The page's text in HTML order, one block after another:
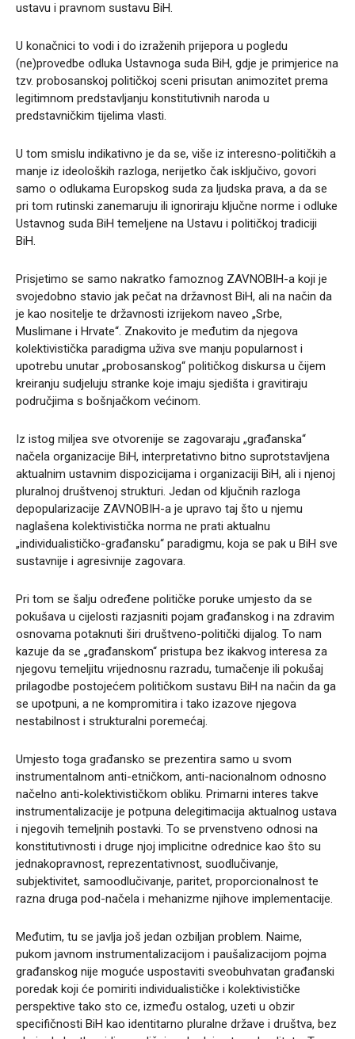
ustavu i pravnom sustavu BiH.
U konačnici to vodi i do izraženih prijepora u pogledu
(ne)provedbe odluka Ustavnoga suda BiH, gdje je primjerice na
tzv. probosanskoj političkoj sceni prisutan animozitet prema
legitimnom predstavljanju konstitutivnih naroda u
predstavničkim tijelima vlasti.
U tom smislu indikativno je da se, više iz interesno-političkih a
manje iz ideoloških razloga, nerijetko čak isključivo, govori
samo o odlukama Europskog suda za ljudska prava, a da se
pri tom rutinski zanemaruju ili ignoriraju ključne norme i odluke
Ustavnog suda BiH temeljene na Ustavu i političkoj tradiciji
BiH.
Prisjetimo se samo nakratko famoznog ZAVNOBIH-a koji je
svojedobno stavio jak pečat na državnost BiH, ali na način da
je kao nositelje te državnosti izrijekom naveo „Srbe,
Muslimane i Hrvate“. Znakovito je međutim da njegova
kolektivistička paradigma uživa sve manju popularnost i
upotrebu unutar „probosanskog“ političkog diskursa u čijem
kreiranju sudjeluju stranke koje imaju sjedišta i gravitiraju
područjima s bošnjačkom većinom.
Iz istog miljea sve otvorenije se zagovaraju „građanska“
načela organizacije BiH, interpretativno bitno suprotstavljena
aktualnim ustavnim dispozicijama i organizaciji BiH, ali i njenoj
pluralnoj društvenoj strukturi. Jedan od ključnih razloga
depopularizacije ZAVNOBIH-a je upravo taj što u njemu
naglašena kolektivistička norma ne prati aktualnu
„individualističko-građansku“ paradigmu, koja se pak u BiH sve
sustavnije i agresivnije zagovara.
Pri tom se šalju određene političke poruke umjesto da se
pokušava u cijelosti razjasniti pojam građanskog i na zdravim
osnovama potaknuti širi društveno-politički dijalog. To nam
kazuje da se „građanskom“ pristupa bez ikakvog interesa za
njegovu temeljitu vrijednosnu razradu, tumačenje ili pokušaj
prilagodbe postojećem političkom sustavu BiH na način da ga
se upotpuni, a ne kompromitira i tako izazove njegova
nestabilnost i strukturalni poremećaj.
Umjesto toga građansko se prezentira samo u svom
instrumentalnom anti-etničkom, anti-nacionalnom odnosno
načelno anti-kolektivističkom obliku. Primarni interes takve
instrumentalizacije je potpuna delegitimacija aktualnog ustava
i njegovih temeljnih postavki. To se prvenstveno odnosi na
konstitutivnosti i druge njoj implicitne odrednice kao što su
jednakopravnost, reprezentativnost, suodlučivanje,
subjektivitet, samoodlučivanje, paritet, proporcionalnost te
razna druga pod-načela i mehanizme njihove implementacije.
Međutim, tu se javlja još jedan ozbiljan problem. Naime,
pukom javnom instrumentalizacijom i paušalizacijom pojma
građanskog nije moguće uspostaviti sveobuhvatan građanski
poredak koji će pomiriti individualističke i kolektivističke
perspektive tako sto ce, između ostalog, uzeti u obzir
specifičnosti BiH kao identitarno pluralne države i društva, bez